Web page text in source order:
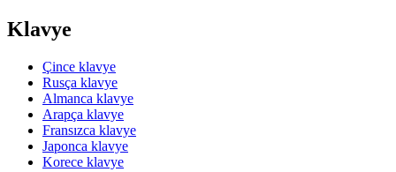
Klavye
Çince klavye
Rusça klavye
Almanca klavye
Arapça klavye
Fransızca klavye
Japonca klavye
Korece klavye